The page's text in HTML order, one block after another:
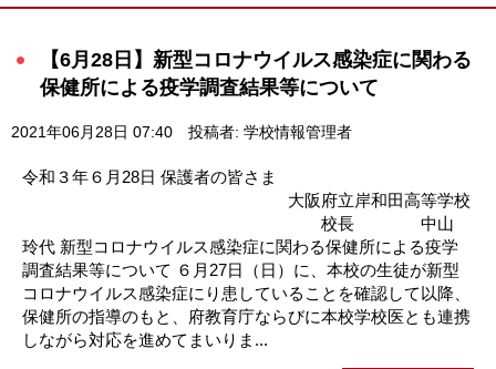
【6月28日】新型コロナウイルス感染症に関わる
保健所による疫学調査結果等について
2021年06月28日 07:40 投稿者: 学校情報管理者
令和３年６月28日 保護者の皆さま
大阪府立岸和田高等学校
校長 中山
玲代 新型コロナウイルス感染症に関わる保健所による疫学
調査結果等について ６月27日（日）に、本校の生徒が新型
コロナウイルス感染症にり患していることを確認して以降、
保健所の指導のもと、府教育庁ならびに本校学校医とも連携
しながら対応を進めてまいりま...